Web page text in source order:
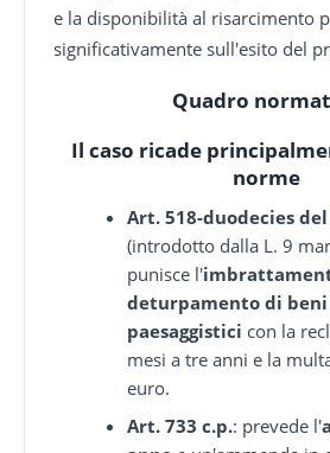
e la disponibilità al risarcimento
significativamente sull'esito del
Quadro
Il caso ricade
norme
Art. 518-duodecies
(introdotto dalla L. 9
punisce l'
deturpamento di
paesaggistici con la
mesi a tre anni e la
euro.
Art. 733 c.p.: prevede l'